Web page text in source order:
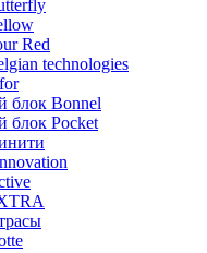
Red
technologies
Bonnel
Pocket